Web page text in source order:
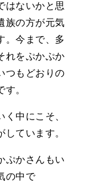
はないかと思
族の方が元気
。今まで、多
れをぷかぷか
つもどおりの
。
中にこそ、
ています。
ぷかさんもい
の中で